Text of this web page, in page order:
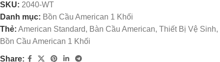
SKU: 2040-WT
Danh mục: Bồn Cầu American 1 Khối
Thẻ: American Standard, Bàn Cầu American, Thiết Bị Vệ Sinh,
Bồn Cầu American 1 Khối
Share: